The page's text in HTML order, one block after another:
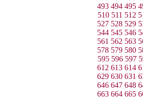
493 494 495
510 511 512
527 528 529
544 545 546
561 562 563
578 579 580
595 596 597
612 613 614
629 630 631
646 647 648
663 664 665